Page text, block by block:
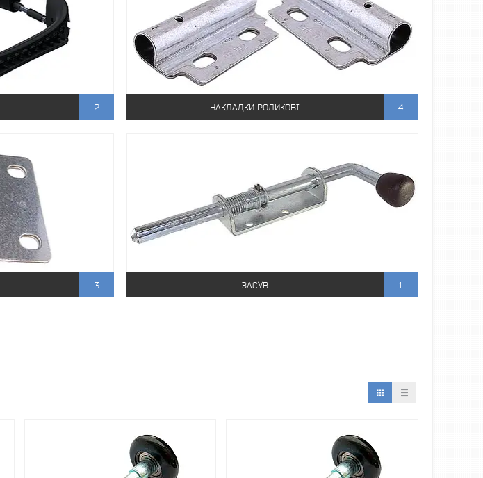
2 НАКЛАДКИ РОЛИКОВІ 4
3 ЗАСУВ 1